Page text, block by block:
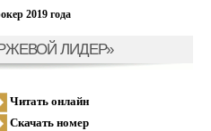
2019 года
ЛИДЕР»
Читать онлайн
Скачать номер